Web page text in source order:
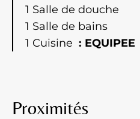
1 Salle de douche
1 Salle de bains
1 Cuisine
EQUIPEE
Proximités